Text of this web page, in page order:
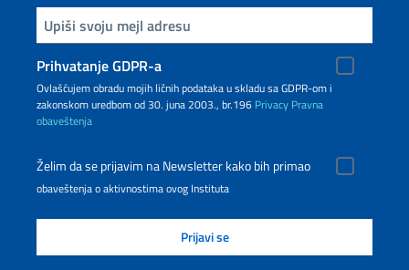
Upiši vaš imejl
Prihvatanje GDPR-a
Ovlašćujem obradu mojih ličnih podataka u skladu sa GDPR-om i
zakonskom uredbom od 30. juna 2003., br.196 Privacy Pravna
obaveštenja
Želim da se prijavim na Newsletter kako bih primao
obaveštenja o aktivnostima ovog Instituta